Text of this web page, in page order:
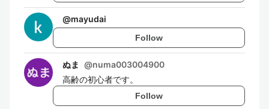
@mayudai
Follow
ぬま @numa003004900
高齢の初心者です。
Follow